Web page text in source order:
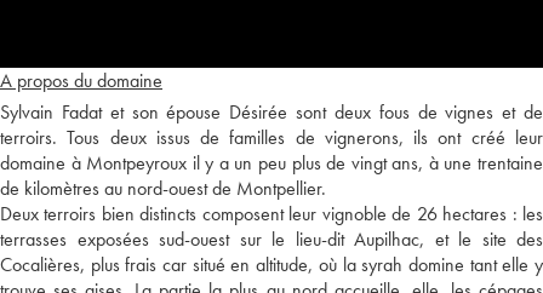
A propos du domaine
Sylvain Fadat et son épouse Désirée sont deux fous de vignes et de
terroirs. Tous deux issus de familles de vignerons, ils ont créé leur
domaine à Montpeyroux il y a un peu plus de vingt ans, à une trentaine
de kilomètres au nord-ouest de Montpellier.
Deux terroirs bien distincts composent leur vignoble de 26 hectares : les
terrasses exposées sud-ouest sur le lieu-dit Aupilhac, et le site des
Cocalières, plus frais car situé en altitude, où la syrah domine tant elle y